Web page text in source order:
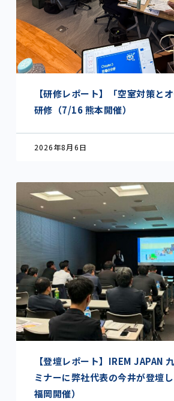
【研修レポート】「空室対策と
研修（7/16 熊本開催）
2026年8月6日
【登壇レポート】IREM JAPAN
ミナーに弊社代表の今井が登壇
福岡開催）